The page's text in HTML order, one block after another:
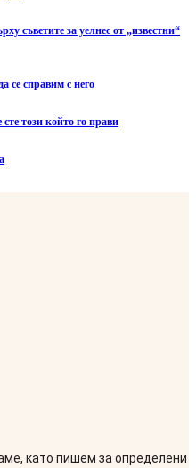
съветите за уелнес от „известни“
се справим с него
този който го прави
като пишем за определени